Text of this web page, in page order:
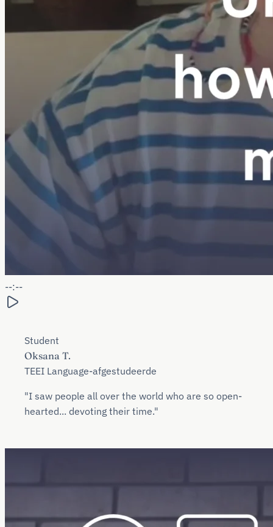
--:--
Student
Oksana T.
TEEI Language-afgestudeerde
"I saw people all over the world who are so open-
hearted... devoting their time."